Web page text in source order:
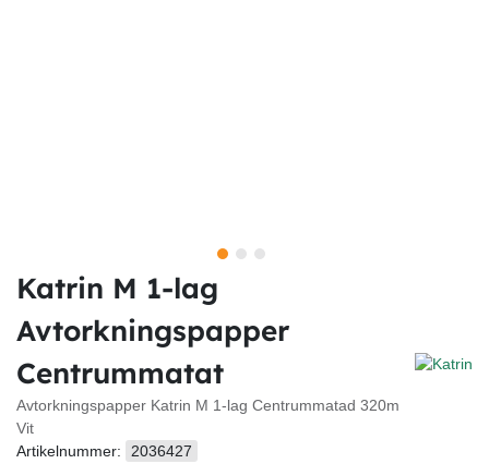
Katrin M 1-lag
Avtorkningspapper
Centrummatat
Avtorkningspapper Katrin M 1-lag Centrummatad 320m
Vit
Artikelnummer:
2036427